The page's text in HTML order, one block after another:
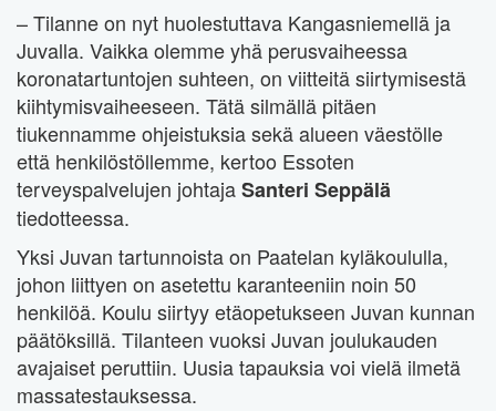
– Tilanne on nyt huolestuttava Kangasniemellä ja
Juvalla. Vaikka olemme yhä perusvaiheessa
koronatartuntojen suhteen, on viitteitä siirtymisestä
kiihtymisvaiheeseen. Tätä silmällä pitäen
tiukennamme ohjeistuksia sekä alueen väestölle
että henkilöstöllemme, kertoo Essoten
terveyspalvelujen johtajaSanteri Seppälä
tiedotteessa.
Yksi Juvan tartunnoista on Paatelan kyläkoululla,
johon liittyen on asetettu karanteeniin noin 50
henkilöä. Koulu siirtyy etäopetukseen Juvan kunnan
päätöksillä. Tilanteen vuoksi Juvan joulukauden
avajaiset peruttiin. Uusia tapauksia voi vielä ilmetä
massatestauksessa.